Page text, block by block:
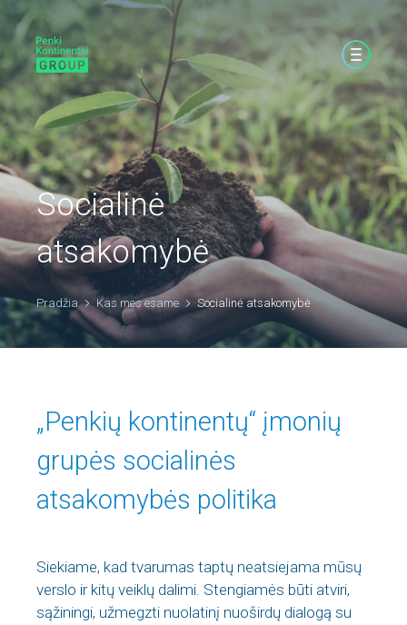
Socialinė
atsakomybė
Pradžia Kas mes esame Socialinė atsakomybė
„Penkių kontinentų“ įmonių
grupės socialinės
atsakomybės politika
Siekiame, kad tvarumas taptų neatsiejama mūsų
verslo ir kitų veiklų dalimi. Stengiamės būti atviri,
sąžiningi, užmegzti nuolatinį nuoširdų dialogą su